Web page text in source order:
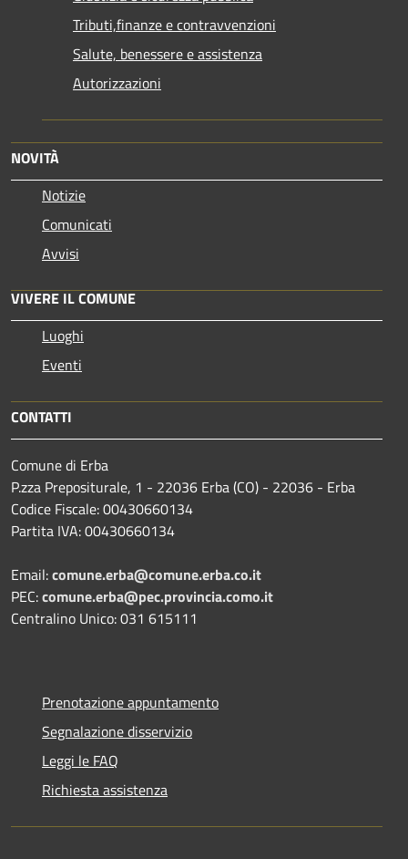
Tributi,finanze e contravvenzioni
Salute, benessere e assistenza
Autorizzazioni
NOVITÀ
Notizie
Comunicati
Avvisi
VIVERE IL COMUNE
Luoghi
Eventi
CONTATTI
Comune di Erba
P.zza Prepositurale, 1 - 22036 Erba (CO) - 22036 - Erba
Codice Fiscale: 00430660134
Partita IVA: 00430660134
Email:comune.erba@comune.erba.co.it
PEC:comune.erba@pec.provincia.como.it
Centralino Unico: 031 615111
Prenotazione appuntamento
Segnalazione disservizio
Leggi le FAQ
Richiesta assistenza